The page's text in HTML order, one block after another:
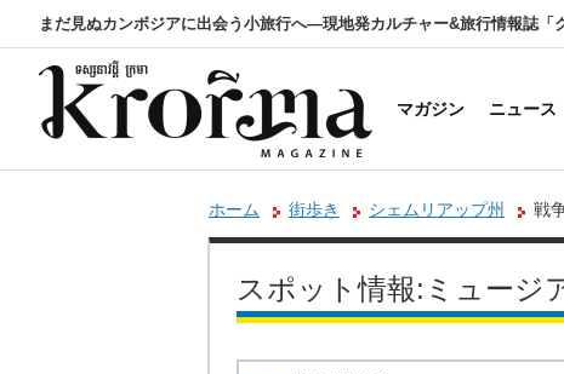
まだ見ぬカンボジアに出会う小旅行へ―現地発カルチャー&旅行情報誌「
マガジン ニュース
ホーム 街歩き シェムリアップ州 戦
スポット情報:ミュージ